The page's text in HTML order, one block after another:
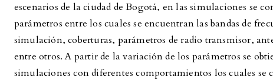
escenarios de la ciudad de Bogotá, en las simulaciones se
parámetros entre los cuales se encuentran las bandas de
simulación, coberturas, parámetros de radio transmisor,
entre otros. A partir de la variación de los parámetros se
simulaciones con diferentes comportamientos los cuales se